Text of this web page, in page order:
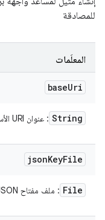
للمصادقة
المعلَمات
baseUri
String : عنوان URI الأساسي لواجهة برمجة التطبيقات
jsonKeyFile
File : ملف مفتاح JSON لحساب الخدمة